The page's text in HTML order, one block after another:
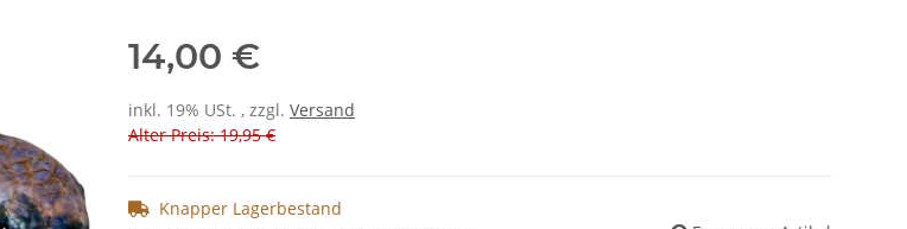
14,00 €
inkl. 19% USt. , zzgl. Versand
Alter Preis: 19,95 €
Knapper Lagerbestand